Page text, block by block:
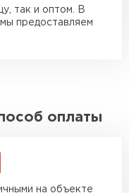
так и оптом. В
предоставляем
оплаты
на объекте